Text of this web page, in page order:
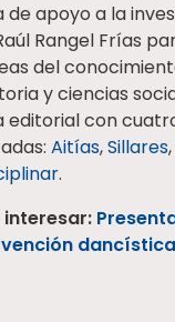
de apoyo a la
Rangel Frías
del
y ciencias
editorial con
Aitías,Sillares,
.
interesar:
dancística